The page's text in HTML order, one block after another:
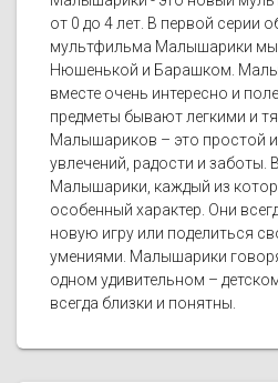
от 0 до 4 лет. В первой серии
мультфильма Малышарики
Нюшенькой и Барашком.
вместе очень интересно и
предметы бывают легкими и
Малышариков – это простой
увлечений, радости и заботы.
Малышарики, каждый из
особенный характер. Они
новую игру или поделиться
умениями. Малышарики
одном удивительном –
всегда близки и понятны.